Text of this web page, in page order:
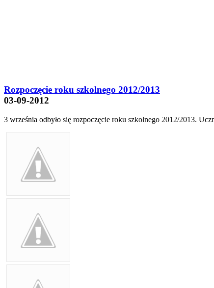
Rozpoczęcie roku szkolnego 2012/2013
03-09-2012
3 września odbyło się rozpoczęcie roku szkolnego 2012/2013.